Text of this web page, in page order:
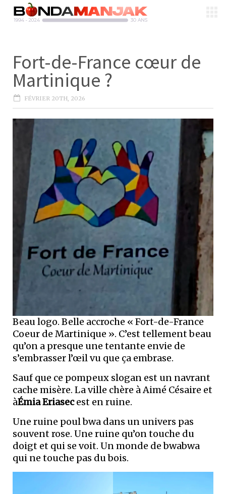
Fort-de-France cœur de
Martinique ?
FÉVRIER 20TH, 2026
Beau logo. Belle accroche « Fort-de-France
Coeur de Martinique ». C’est tellement beau
qu’on a presque une tentante envie de
s’embrasser l’œil vu que ça embrase.
Sauf que ce pompeux slogan est un navrant
cache misère. La ville chère à Aimé Césaire et
àÉmia Eriasecest en ruine.
Une ruine poul bwa dans un univers pas
souvent rose. Une ruine qu’on touche du
doigt et qui se voit. Un monde de bwabwa
qui ne touche pas du bois.